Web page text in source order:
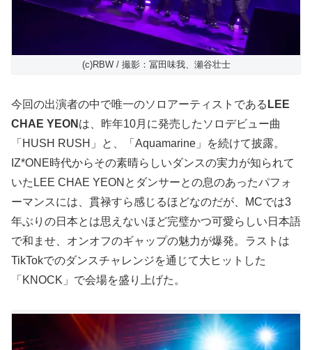
(c)RBW / 撮影：冨田味我、瀬谷壮士
今回の出演者の中で唯一のソロアーティストである LEE
CHAE YEON は、昨年10月に発売したソロデビュー曲
「HUSH RUSH」と、「Aquamarine」を続けて披露。
IZ*ONE時代からその素晴らしいダンスの実力が知られて
いたLEE CHAE YEONとダンサーとの息のあったパフォ
ーマンスには、貫禄すら感じるほどなのだが、MCでは3
年ぶりの日本とは思えないほど完璧かつ可愛らしい日本語
で和ませ、オンオフのギャップの魅力が爆発。ラストは
TikTokでのダンスチャレンジを通じて大ヒットした
「KNOCK」で会場を盛り上げた。